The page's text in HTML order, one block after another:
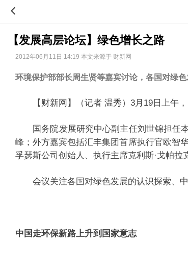
【发展高层论坛】绿色增长之路
2012年06月11日 14:19 本文来源于 财新网
环境保护部部长周生贤等嘉宾讨论，各国对绿
【财新网】（记者 温秀）3月19日上午，
国务院发展研究中心副主任刘世锦担任本
峰；外方嘉宾包括汇丰集团首席执行官欧智
孚瑟斯公司创始人、执行主席克利斯·戈帕拉
会议关注各国对绿色发展的认识探索、中
中国走环保新路上升到国家意志